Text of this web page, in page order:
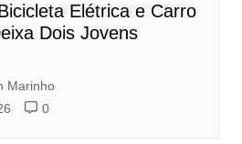
Elétrica e Carro
Dois Jovens
Marinho
0